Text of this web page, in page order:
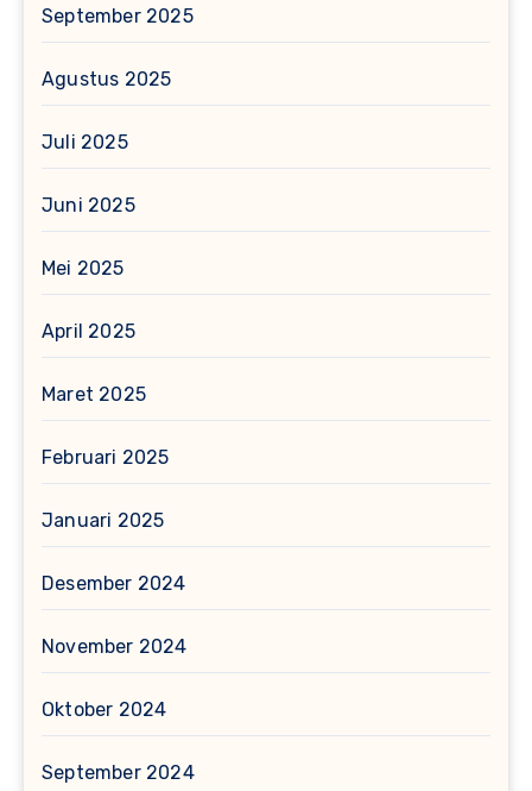
September 2025
Agustus 2025
Juli 2025
Juni 2025
Mei 2025
April 2025
Maret 2025
Februari 2025
Januari 2025
Desember 2024
November 2024
Oktober 2024
September 2024